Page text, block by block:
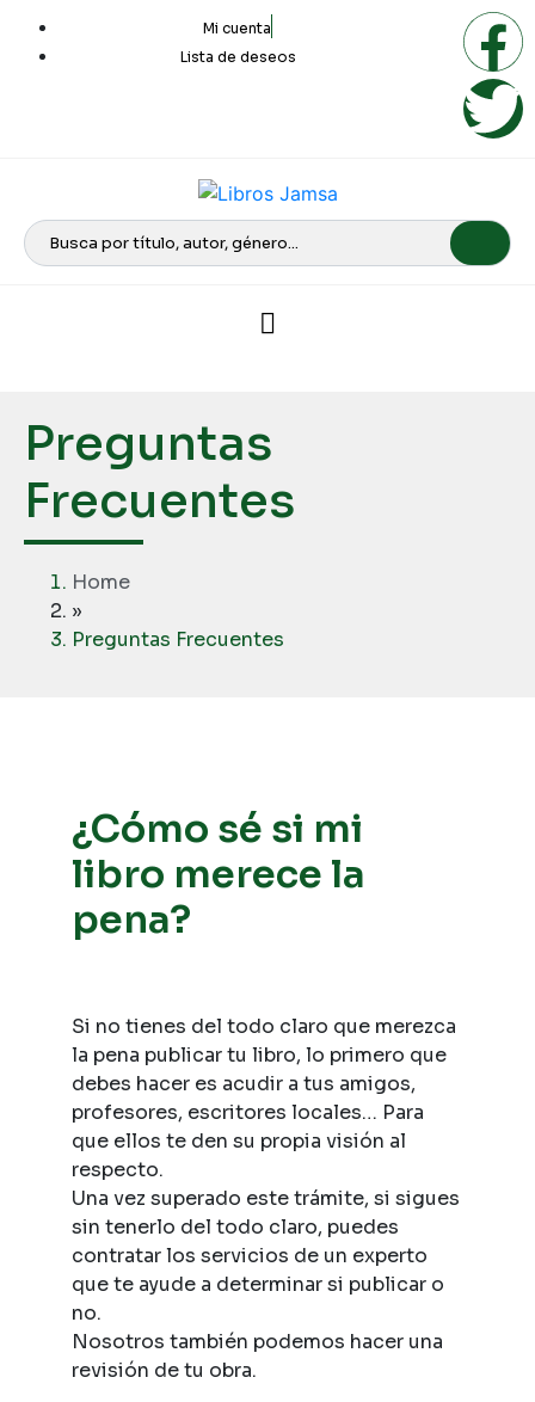
Mi cuenta
Lista de deseos
Preguntas
Frecuentes
Home
»
Preguntas Frecuentes
¿Cómo sé si mi
libro merece la
pena?
Si no tienes del todo claro que merezca
la pena publicar tu libro, lo primero que
debes hacer es acudir a tus amigos,
profesores, escritores locales… Para
que ellos te den su propia visión al
respecto.
Una vez superado este trámite, si sigues
sin tenerlo del todo claro, puedes
contratar los servicios de un experto
que te ayude a determinar si publicar o
no.
Nosotros también podemos hacer una
revisión de tu obra.